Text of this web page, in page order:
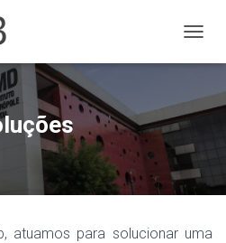
L
E
R
A
R
N
E
atuamos para solucionar uma